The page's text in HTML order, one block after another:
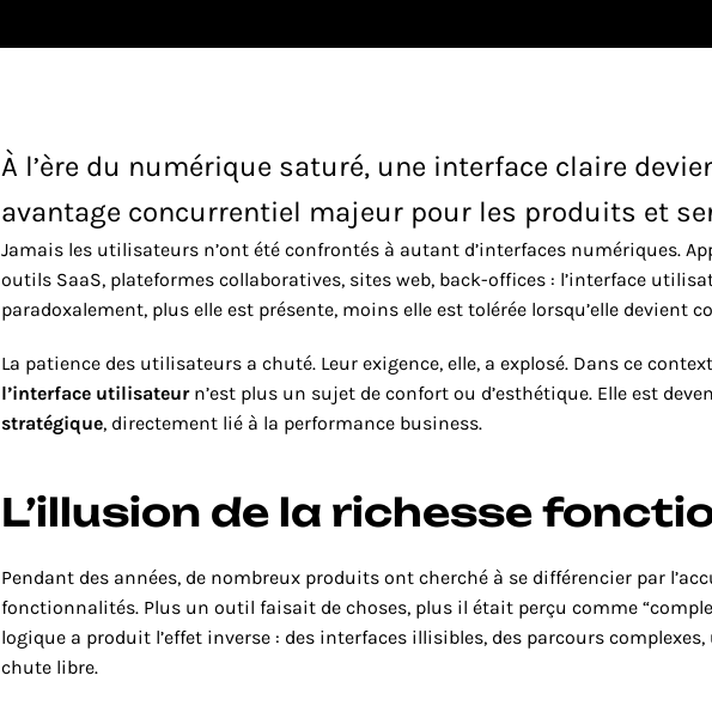
À l’ère du numérique saturé, une interface claire
avantage concurrentiel majeur pour les produits et
Jamais les utilisateurs n’ont été confrontés à autant d’interfaces numériques.
outils SaaS, plateformes collaboratives, sites web, back-offices : l’interface
paradoxalement, plus elle est présente, moins elle est tolérée lorsqu’elle devient
La patience des utilisateurs a chuté. Leur exigence, elle, a explosé. Dans ce
l’interface utilisateur n’est plus un sujet de confort ou d’esthétique. Elle est
stratégique, directement lié à la performance business.
L’illusion de la richesse
Pendant des années, de nombreux produits ont cherché à se différencier par
fonctionnalités. Plus un outil faisait de choses, plus il était perçu comme
logique a produit l’effet inverse : des interfaces illisibles, des parcours
chute libre.